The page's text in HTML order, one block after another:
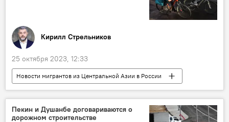
Кирилл Стрельников
25 октября 2023, 12:33
Новости мигрантов из Центральной Азии в России
Колумнисты
Россия
Центральная Азия
Пекин и Душанбе договариваются о
дорожном строительстве